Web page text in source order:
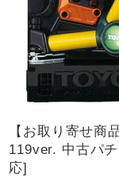
【お取り寄せ商
119ver. 中古パ
応]